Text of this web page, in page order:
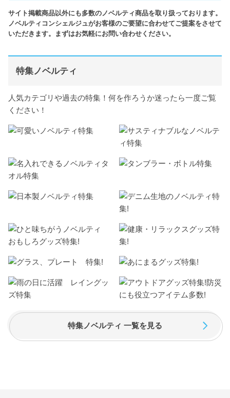
サイト掲載商品以外にも多数のノベルティ商品を取り扱っております。
ノベルティコンシェルジュがお客様のご要望に合わせてご提案をさせて
いただきます。まずはお気軽にお問い合わせください。
特集ノベルティ
人気カテゴリや過去の特集！何を作ろうか迷ったら一度ご覧
ください！
特集ノベルティ 一覧を見る